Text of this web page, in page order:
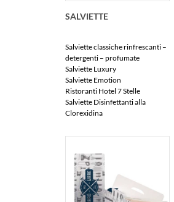
SALVIETTE
Salviette classiche rinfrescanti –
detergenti – profumate
Salviette Luxury
Salviette Emotion
Ristoranti Hotel 7 Stelle
Salviette Disinfettanti alla
Clorexidina